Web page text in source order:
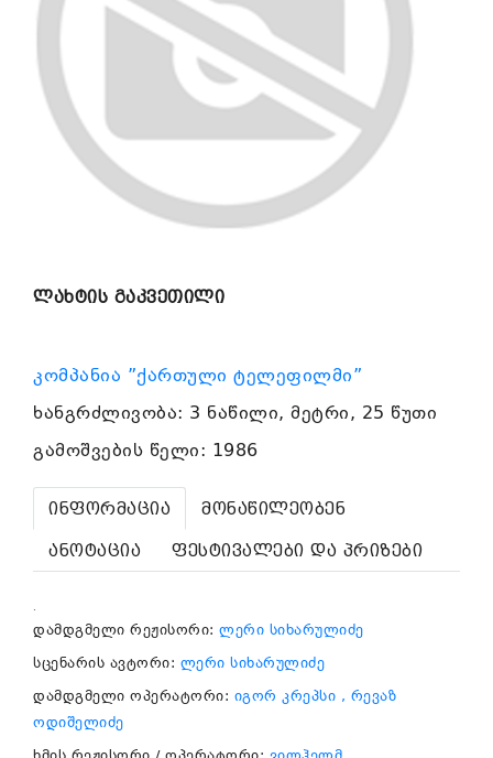
ლახტის გაკვეთილი
კომპანია ”ქართული ტელეფილმი”
ხანგრძლივობა: 3 ნაწილი, მეტრი, 25 წუთი
გამოშვების წელი: 1986
ინფორმაცია
მონაწილეობენ
ანოტაცია
ფესტივალები და პრიზები
.
დამდგმელი რეჟისორი: ლერი სიხარულიძე
სცენარის ავტორი: ლერი სიხარულიძე
დამდგმელი ოპერატორი: იგორ კრეპსი , რევაზ
ოდიშელიძე